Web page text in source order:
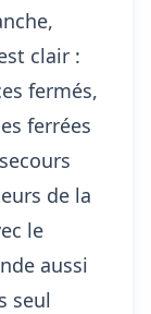
clair :
fermés,
ferrées
de la
le
aussi
seul